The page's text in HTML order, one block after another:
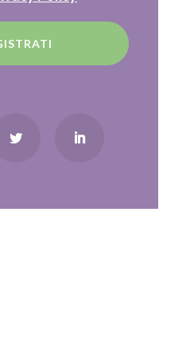
tracciamento diversi da quelli
i cookie clicca su accetta
selezionare i cookie
Se vuoi saperne di